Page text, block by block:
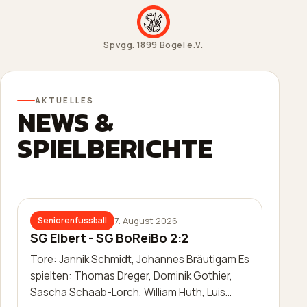
Spvgg. 1899 Bogel e.V.
AKTUELLES
NEWS &
SPIELBERICHTE
Seniorenfussball 7. August 2026
SG Elbert - SG BoReiBo 2:2
Tore: Jannik Schmidt, Johannes Bräutigam Es
spielten: Thomas Dreger, Dominik Gothier,
Sascha Schaab-Lorch, William Huth, Luis